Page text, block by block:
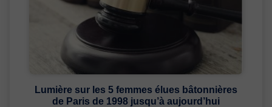
Lumière sur les 5 femmes élues bâtonnières
de Paris de 1998 jusqu’à aujourd’hui